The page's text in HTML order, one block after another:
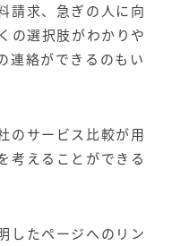
請求、急ぎの人に向
の選択肢がわかりや
連絡ができるのもい
のサービス比較が用
考えることができる
したページへのリン